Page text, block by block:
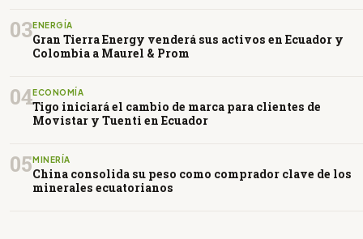
03ENERGÍA
Gran Tierra Energy venderá sus activos en Ecuador y
Colombia a Maurel & Prom
04ECONOMÍA
Tigo iniciará el cambio de marca para clientes de
Movistar y Tuenti en Ecuador
05MINERÍA
China consolida su peso como comprador clave de los
minerales ecuatorianos